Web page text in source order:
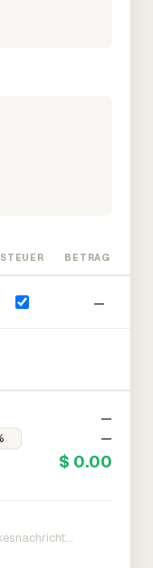
STEUER BETRAG
—
—
—
$ 0.00